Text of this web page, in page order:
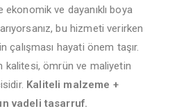
ekonomik ve dayanıklı boya
bu hizmeti verirken
çalışması hayati önem taşır.
kalitesi, ömrün ve maliyetin
Kaliteli malzeme +
vadeli tasarruf.